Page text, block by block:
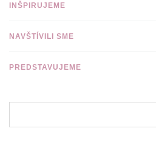
INŠPIRUJEME
NAVŠTÍVILI SME
PREDSTAVUJEME